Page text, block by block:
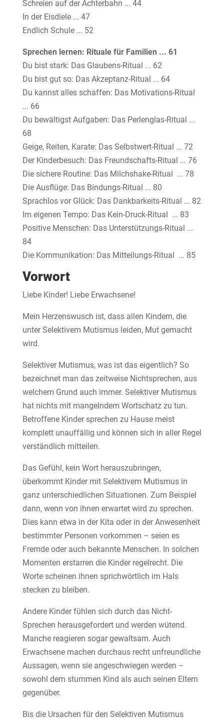
Schreien auf der Achterbahn ... 44
In der Eisdiele ... 47
Endlich Schule ... 52
Sprechen lernen: Rituale für Familien ... 61
Du bist stark: Das Glaubens-Ritual ... 62
Du bist gut so: Das Akzeptanz-Ritual ... 64
Du kannst alles schaffen: Das Motivations-Ritual
... 66
Du bewältigst Aufgaben: Das Perlenglas-Ritual ...
68
Geige, Reiten, Karate: Das Selbstwert-Ritual ... 72
Der Kinderbesuch: Das Freundschafts-Ritual ... 76
Die sichere Routine: Das Milchshake-Ritual ... 78
Die Ausflüge: Das Bindungs-Ritual ... 80
Sprachlos vor Glück: Das Dankbarkeits-Ritual ... 82
Im eigenen Tempo: Das Kein-Druck-Ritual ... 83
Positive Menschen: Das Unterstützungs-Ritual ...
84
Die Kommunikation: Das Mitteilungs-Ritual ... 85
Vorwort
Liebe Kinder! Liebe Erwachsene!
Mein Herzenswusch ist, dass allen Kindern, die
unter Selektivem Mutismus leiden, Mut gemacht
wird.
Selektiver Mutismus, was ist das eigentlich? So
bezeichnet man das zeitweise Nichtsprechen, aus
welchem Grund auch immer. Selektiver Mutismus
hat nichts mit mangelndem Wortschatz zu tun.
Betroffene Kinder sprechen zu Hause meist
komplett unauffällig und können sich in aller Regel
verständlich mitteilen.
Das Gefühl, kein Wort herauszubringen,
überkommt Kinder mit Selektivem Mutismus in
ganz unterschiedlichen Situationen. Zum Beispiel
dann, wenn von ihnen erwartet wird zu sprechen.
Dies kann etwa in der Kita oder in der Anwesenheit
bestimmter Personen vorkommen – seien es
Fremde oder auch bekannte Menschen. In solchen
Momenten erstarren die Kinder regelrecht. Die
Worte scheinen ihnen sprichwörtlich im Hals
stecken zu bleiben.
Andere Kinder fühlen sich durch das Nicht-
Sprechen herausgefordert und werden wütend.
Manche reagieren sogar gewaltsam. Auch
Erwachsene machen durchaus recht unfreundliche
Aussagen, wenn sie angeschwiegen werden –
sowohl dem stummen Kind als auch seinen Eltern
gegenüber.
Bis die Ursachen für den Selektiven Mutismus